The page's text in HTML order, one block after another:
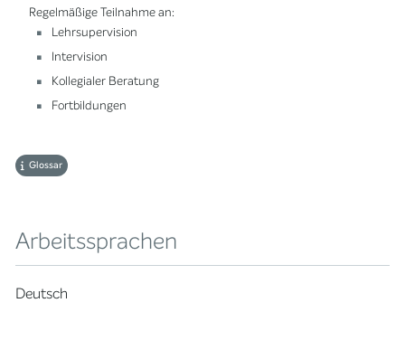
Regelmäßige Teilnahme an:
Lehrsupervision
Intervision
Kollegialer Beratung
Fortbildungen
Glossar
Arbeitssprachen
Deutsch